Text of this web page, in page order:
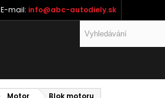
E-mail: info@abc-autodiely.sk
Motor Blok motoru